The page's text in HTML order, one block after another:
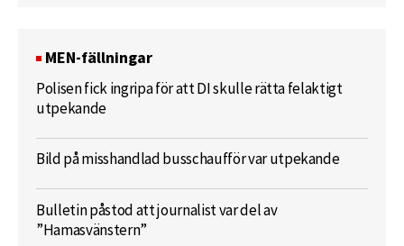
MEN-fällningar
Polisen fick ingripa för att DI skulle rätta felaktigt
utpekande
Bild på misshandlad busschaufför var utpekande
Bulletin påstod att journalist var del av
”Hamasvänstern”